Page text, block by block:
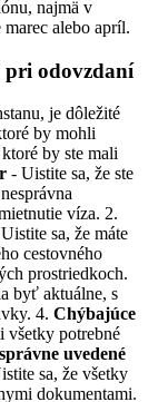
najmä v
alebo apríl.
odovzdaní
je dôležité
by mohli
by ste mali
- Uistite sa, že ste
víza. 2.
sa, že máte
cestovného
prostriedkoch.
byť aktuálne, s
4. Chýbajúce
všetky potrebné
uvedené
sa, že všetky
dokumentami.